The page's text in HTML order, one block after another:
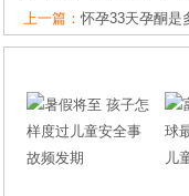
上一篇： 怀孕33天孕酮是